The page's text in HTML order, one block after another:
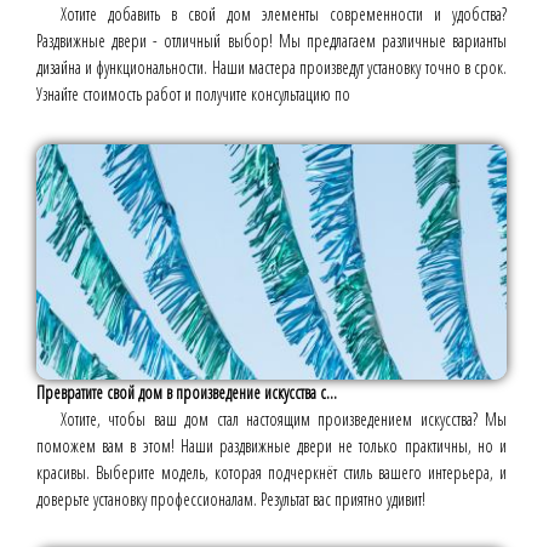
Хотите добавить в свой дом элементы современности и удобства?
Раздвижные двери - отличный выбор! Мы предлагаем различные варианты
дизайна и функциональности. Наши мастера произведут установку точно в срок.
Узнайте стоимость работ и получите консультацию по
Превратите свой дом в произведение искусства с...
Хотите, чтобы ваш дом стал настоящим произведением искусства? Мы
поможем вам в этом! Наши раздвижные двери не только практичны, но и
красивы. Выберите модель, которая подчеркнёт стиль вашего интерьера, и
доверьте установку профессионалам. Результат вас приятно удивит!